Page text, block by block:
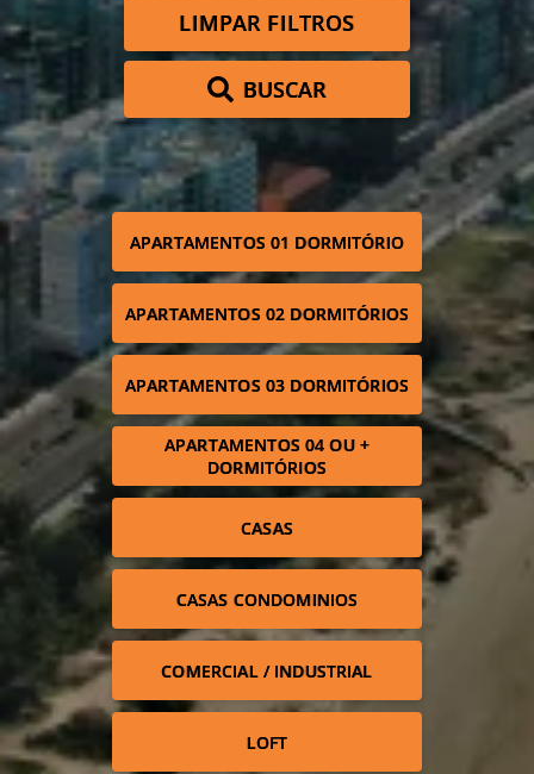
LIMPAR FILTROS
BUSCAR
APARTAMENTOS 01 DORMITÓRIO
APARTAMENTOS 02 DORMITÓRIOS
APARTAMENTOS 03 DORMITÓRIOS
APARTAMENTOS 04 OU +
DORMITÓRIOS
CASAS
CASAS CONDOMINIOS
COMERCIAL / INDUSTRIAL
LOFT